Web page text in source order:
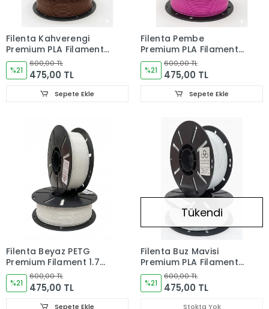
Filenta Kahverengi
Premium PLA Filament
1.75 mm – 1 kg
%21
600,00 TL
475,00 TL
Sepete Ekle
Filenta Pembe
Premium PLA Filament
1.75 mm – 1 kg
%21
600,00 TL
475,00 TL
Sepete Ekle
Filenta Beyaz PETG
Premium Filament 1.75
mm – 1 kg
%21
600,00 TL
475,00 TL
Sepete Ekle
Tükendi
Filenta Buz Mavisi
Premium PLA Filament
1.75 mm – 1 kg
%21
600,00 TL
475,00 TL
Stokta Yok